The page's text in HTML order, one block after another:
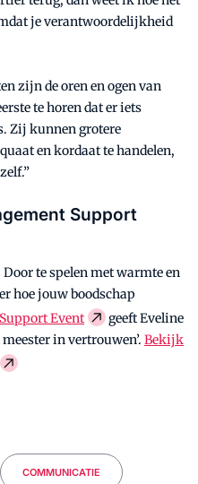
je verantwoordelijkheid
zijn de oren en ogen van
te horen dat er iets
Zij kunnen grotere
en kordaat te handelen,
Support
te spelen met warmte en
hoe jouw boodschap
Event
geeft Eveline
in vertrouwen’. Bekijk
COMMUNICATIE